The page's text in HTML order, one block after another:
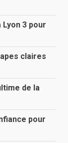
3 pour
claires
de la
pour